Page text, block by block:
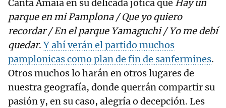
Canta Amaia en su delicada jotica que Hay un
parque en mi Pamplona / Que yo quiero
recordar / En el parque Yamaguchi / Yo me debí
quedar.Y ahí verán el partido muchos
pamplonicas como plan de fin de sanfermines.
Otros muchos lo harán en otros lugares de
nuestra geografía, donde querrán compartir su
pasión y, en su caso, alegría o decepción. Les